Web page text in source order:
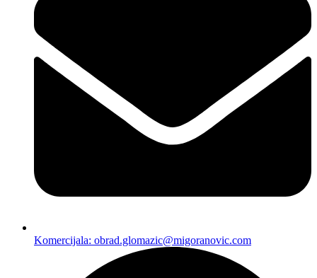
Komercijala: obrad.glomazic@migoranovic.com